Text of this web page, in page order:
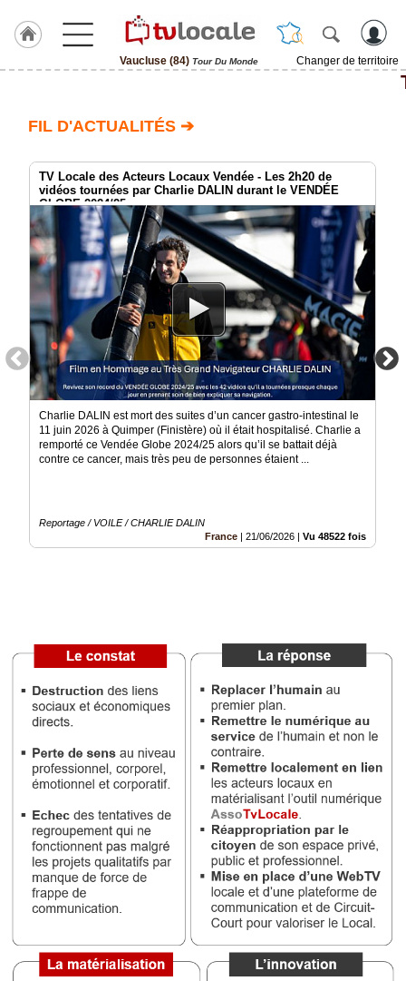
Vaucluse (84) Tour Du Monde
Changer de territoire
Vaucluse
TvLocale
France
Accueil
RUBRIQUES
Agenda
Gazette
Vidéos
Médias
Prémium
FIL D'ACTUALITÉS ➔
TV Locale des Acteurs Locaux Vendée - Les 2h20 de
vidéos tournées par Charlie DALIN durant le VENDÉE
GLOBE 2024/25
Charlie DALIN est mort des suites d’un cancer gastro-intestinal le
11 juin 2026 à Quimper (Finistère) où il était hospitalisé. Charlie a
remporté ce Vendée Globe 2024/25 alors qu’il se battait déjà
contre ce cancer, mais très peu de personnes étaient ...
Reportage / VOILE / CHARLIE DALIN
France
21/06/2026 Vu 48522 fois